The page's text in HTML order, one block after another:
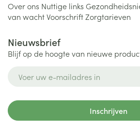
Over ons Nuttige links
van wachtVoorschriftZorgtarieven
Nieuwsbrief
Blijf op de hoogte van nieuwe
Inschrijven